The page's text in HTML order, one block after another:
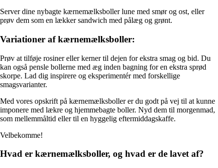
Server dine nybagte kærnemælksboller lune med smør og ost, eller
prøv dem som en lækker sandwich med pålæg og grønt.
Variationer af kærnemælksboller:
Prøv at tilføje rosiner eller kerner til dejen for ekstra smag og bid. Du
kan også pensle bollerne med æg inden bagning for en ekstra sprød
skorpe. Lad dig inspirere og eksperimentér med forskellige
smagsvarianter.
Med vores opskrift på kærnemælksboller er du godt på vej til at kunne
imponere med lækre og hjemmebagte boller. Nyd dem til morgenmad,
som mellemmåltid eller til en hyggelig eftermiddagskaffe.
Velbekomme!
Hvad er kærnemælksboller, og hvad er de lavet af?